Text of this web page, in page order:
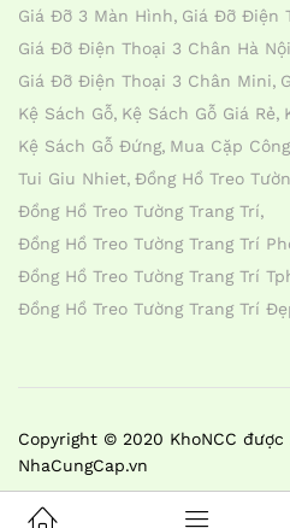
Giá Đỡ 3 Màn Hình Giá Đỡ Điện
Giá Đỡ Điện Thoại 3 Chân Hà Nội
Giá Đỡ Điện Thoại 3 Chân Mini
Kệ Sách Gỗ Kệ Sách Gỗ Giá Rẻ
Kệ Sách Gỗ Đứng Mua Cặp
Tui Giu Nhiet Đồng Hồ Treo
Đồng Hồ Treo Tường Trang Trí
Đồng Hồ Treo Tường Trang Trí
Đồng Hồ Treo Tường Trang Trí
Đồng Hồ Treo Tường Trang Trí
Copyright © 2020 KhoNCC
NhaCungCap.vn